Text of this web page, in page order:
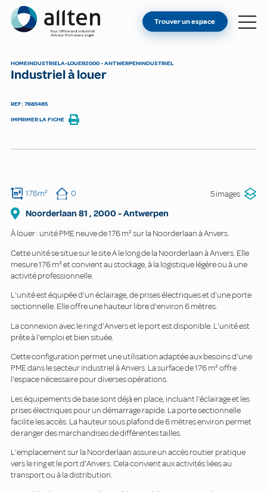
Allten
TROUVER UN ESPACE
Trouver un espace
HOMEINDUSTRIELA-LOUER2000 - ANTWERPENINDUSTRIEL
Industriel à louer
REF: 7685485
IMPRIMER LA FICHE
176m² 0 5 images
Noorderlaan 81 , 2000 -Antwerpen
À louer : unité PME neuve de 176 m² sur la Noorderlaan à Anvers.
Cette unité se situe sur le site A le long de la Noorderlaan à Anvers. Elle
mesure 176 m² et convient au stockage, à la logistique légère ou à une
activité professionnelle.
L'unité est équipée d'un éclairage, de prises électriques et d'une porte
sectionnelle. Elle offre une hauteur libre d'environ 6 mètres.
La connexion avec le ring d'Anvers et le port est disponible. L'unité est
prête à l'emploi et bien située.
Cette configuration permet une utilisation adaptée aux besoins d'une
PME dans le secteur industriel à Anvers. La surface de 176 m² offre
l'espace nécessaire pour diverses opérations.
Les équipements de base sont déjà en place, incluant l'éclairage et les
prises électriques pour un démarrage rapide. La porte sectionnelle
facilite les accès. La hauteur sous plafond de 6 mètres environ permet
de ranger des marchandises de différentes tailles.
L'emplacement sur la Noorderlaan assure un accès routier pratique
vers le ring et le port d'Anvers. Cela convient aux activités liées au
transport ou à la distribution.